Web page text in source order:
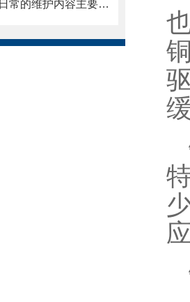
直线导轨防护罩日常的维护内容主要包括哪些方面